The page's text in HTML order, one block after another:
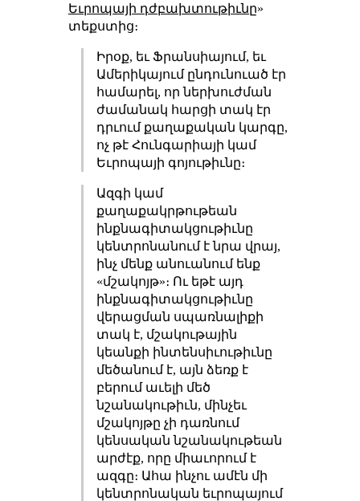
Եւրոպայի դժբախտութիւնը»
տեքստից։
Իրօք, եւ Ֆրանսիայում, եւ
Ամերիկայում ընդունուած էր
համարել, որ ներխուժման
ժամանակ հարցի տակ էր
դրւում քաղաքական կարգը,
ոչ թէ Հունգարիայի կամ
Եւրոպայի գոյութիւնը։
Ազգի կամ
քաղաքակրթութեան
ինքնագիտակցութիւնը
կենտրոնանում է նրա վրայ,
ինչ մենք անուանում ենք
«մշակոյթ»։ Ու եթէ այդ
ինքնագիտակցութիւնը
վերացման սպառնալիքի
տակ է, մշակութային
կեանքի ինտենսիւութիւնը
մեծանում է, այն ձեռք է
բերում աւելի մեծ
նշանակութիւն, մինչեւ
մշակոյթը չի դառնում
կենսական նշանակութեան
արժէք, որը միաւորում է
ազգը։ Ահա ինչու ամէն մի
կենտրոնական եւրոպայում